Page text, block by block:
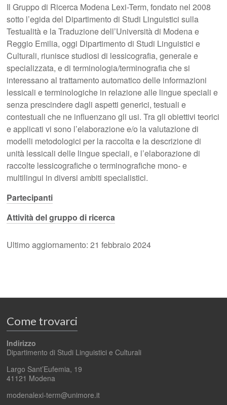
Il Gruppo di Ricerca Modena Lexi-Term, fondato nel 2008
sotto l’egida del Dipartimento di Studi Linguistici sulla
Testualità e la Traduzione dell’Università di Modena e
Reggio Emilia, oggi Dipartimento di Studi Linguistici e
Culturali, riunisce studiosi di lessicografia, generale e
specializzata, e di terminologia/terminografia che si
interessano al trattamento automatico delle informazioni
lessicali e terminologiche in relazione alle lingue speciali e
senza prescindere dagli aspetti generici, testuali e
contestuali che ne influenzano gli usi. Tra gli obiettivi teorici
e applicati vi sono l’elaborazione e/o la valutazione di
modelli metodologici per la raccolta e la descrizione di
unità lessicali delle lingue speciali, e l’elaborazione di
raccolte lessicografiche o terminografiche mono- e
multilingui in diversi ambiti specialistici.
Partecipanti
Attività del gruppo di ricerca
Ultimo aggiornamento: 21 febbraio 2024
Come trovarci
Indirizzo
Dipartimento di Studi Linguistici e Culturali
Largo Sant’Eufemia, 19
41121 Modena
modenalexi-term@unimore.it